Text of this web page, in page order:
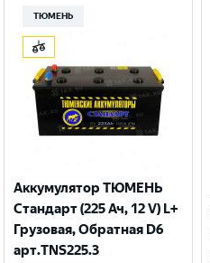
ТЮМЕНЬ
Аккумулятор ТЮМЕНЬ
Стандарт (225 Ач, 12 V) L+
Грузовая, Обратная D6
арт.TNS225.3